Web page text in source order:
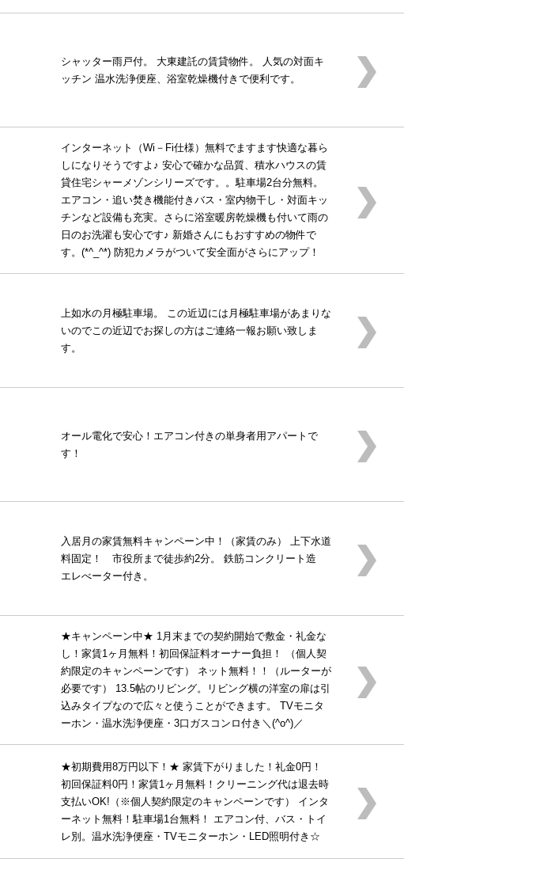
シャッター雨戸付。 大東建託の賃貸物件。 人気の対面キ
ッチン 温水洗浄便座、浴室乾燥機付きで便利です。
インターネット（Wi－Fi仕様）無料でますます快適な暮ら
しになりそうですよ♪ 安心で確かな品質、積水ハウスの賃
貸住宅シャーメゾンシリーズです。。駐車場2台分無料。
エアコン・追い焚き機能付きバス・室内物干し・対面キッ
チンなど設備も充実。さらに浴室暖房乾燥機も付いて雨の
日のお洗濯も安心です♪ 新婚さんにもおすすめの物件で
す。(*^_^*) 防犯カメラがついて安全面がさらにアップ！
上如水の月極駐車場。 この近辺には月極駐車場があまりな
いのでこの近辺でお探しの方はご連絡一報お願い致しま
す。
オール電化で安心！エアコン付きの単身者用アパートで
す！
入居月の家賃無料キャンペーン中！（家賃のみ） 上下水道
料固定！ 市役所まで徒歩約2分。 鉄筋コンクリート造
エレべーター付き。
★キャンペーン中★ 1月末までの契約開始で敷金・礼金な
し！家賃1ヶ月無料！初回保証料オーナー負担！ （個人契
約限定のキャンペーンです） ネット無料！！（ルーターが
必要です） 13.5帖のリビング。リビング横の洋室の扉は引
込みタイプなので広々と使うことができます。 TVモニタ
ーホン・温水洗浄便座・3口ガスコンロ付き＼(^o^)／
★初期費用8万円以下！★ 家賃下がりました！礼金0円！
初回保証料0円！家賃1ヶ月無料！クリーニング代は退去時
支払いOK!（※個人契約限定のキャンペーンです） インタ
ーネット無料！駐車場1台無料！ エアコン付、バス・トイ
レ別。温水洗浄便座・TVモニターホン・LED照明付き☆